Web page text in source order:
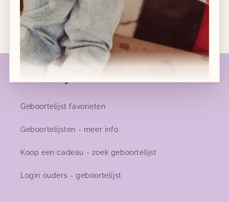
Geboortelijst favorieten
Geboortelijsten - meer info
Koop een cadeau - zoek geboortelijst
Login ouders - geboortelijst
Nieuwe collecties!
Nieuwe herfst-winter collecties in ons clubje &
FacebookInstagram